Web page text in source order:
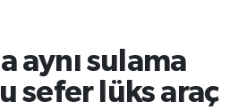
aynı sulama
sefer lüks araç